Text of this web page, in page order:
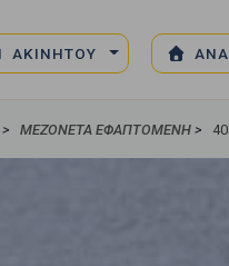
ΑΚΙΝΗΤΟΥ
> ΜΕΖΟΝΈΤΑ ΕΦΑΠΤΌΜΕΝΗ >